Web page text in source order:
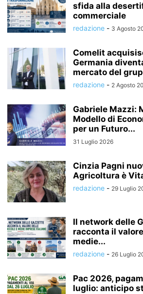
sfida alla
commerciale
redazione - 3 Agosto
Comelit
Germania
mercato del
redazione - 2 Agosto
Gabriele Mazzi:
Modello di
per un Futuro...
31 Luglio 2026
Cinzia Pagni
Agricoltura è
redazione - 29 Luglio
Il network delle
racconta il
medie...
redazione - 26 Luglio
Pac 2026,
luglio: anticipo